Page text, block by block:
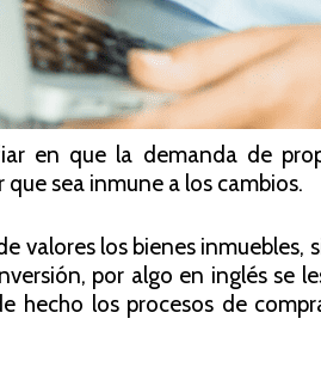
en que la demanda de
sea inmune a los cambios.
valores los bienes inmuebles,
por algo en inglés se
hecho los procesos de